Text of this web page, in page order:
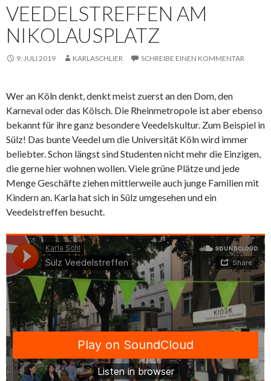
VEEDELSTREFFEN AM
NIKOLAUSPLATZ
9. JULI 2019 KARLASCHLIER SCHREIBE EINEN KOMMENTAR
Wer an Köln denkt, denkt meist zuerst an den Dom, den
Karneval oder das Kölsch. Die Rheinmetropole ist aber ebenso
bekannt für ihre ganz besondere Veedelskultur. Zum Beispiel in
Sülz! Das bunte Veedel um die Universität Köln wird immer
beliebter. Schon längst sind Studenten nicht mehr die Einzigen,
die gerne hier wohnen wollen. Viele grüne Plätze und jede
Menge Geschäfte ziehen mittlerweile auch junge Familien mit
Kindern an. Karla hat sich in Sülz umgesehen und ein
Veedelstreffen besucht.